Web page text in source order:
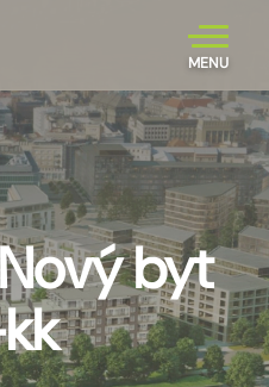
MENU
byt